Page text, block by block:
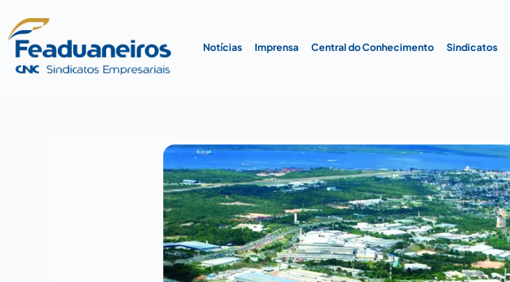
para
conteúdo
Notícias Imprensa Central do Conhecimento Sindicatos